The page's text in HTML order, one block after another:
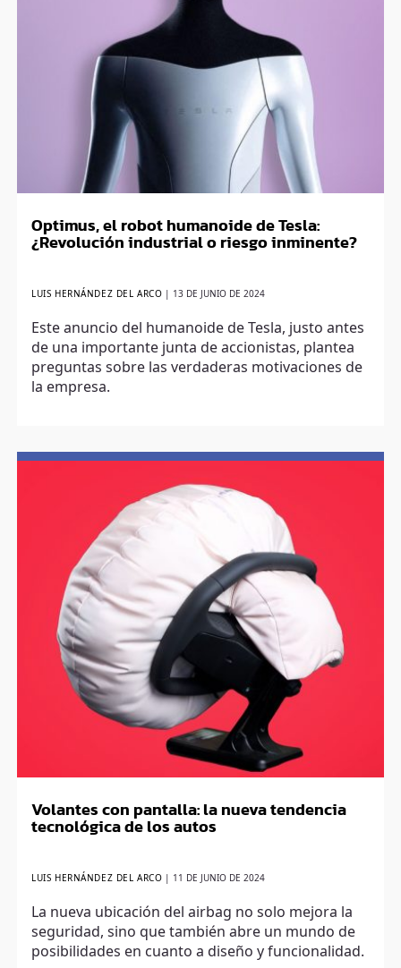
Optimus, el robot humanoide de Tesla:
¿Revolución industrial o riesgo inminente?
LUIS HERNÁNDEZ DEL ARCO 13 DE JUNIO DE 2024
Este anuncio del humanoide de Tesla, justo antes
de una importante junta de accionistas, plantea
preguntas sobre las verdaderas motivaciones de
la empresa.
Volantes con pantalla: la nueva tendencia
tecnológica de los autos
LUIS HERNÁNDEZ DEL ARCO 11 DE JUNIO DE 2024
La nueva ubicación del airbag no solo mejora la
seguridad, sino que también abre un mundo de
posibilidades en cuanto a diseño y funcionalidad.